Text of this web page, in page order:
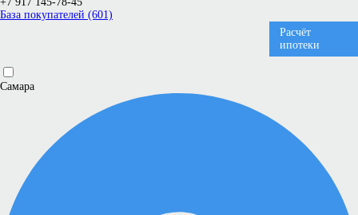
База покупателей (601)
Расчёт
ипотеки
Самара